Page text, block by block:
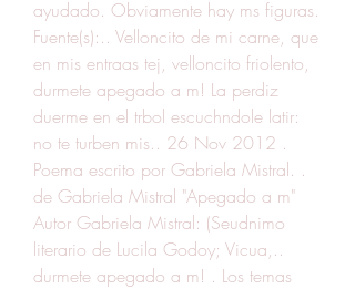
ayudado. Obviamente hay ms figuras.
Fuente(s):.. Velloncito de mi carne, que
en mis entraas tej, velloncito friolento,
durmete apegado a m! La perdiz
duerme en el trbol escuchndole latir:
no te turben mis.. 26 Nov 2012 .
Poema escrito por Gabriela Mistral. .
de Gabriela Mistral "Apegado a m"
Autor Gabriela Mistral: (Seudnimo
literario de Lucila Godoy; Vicua,..
durmete apegado a m! . Los temas